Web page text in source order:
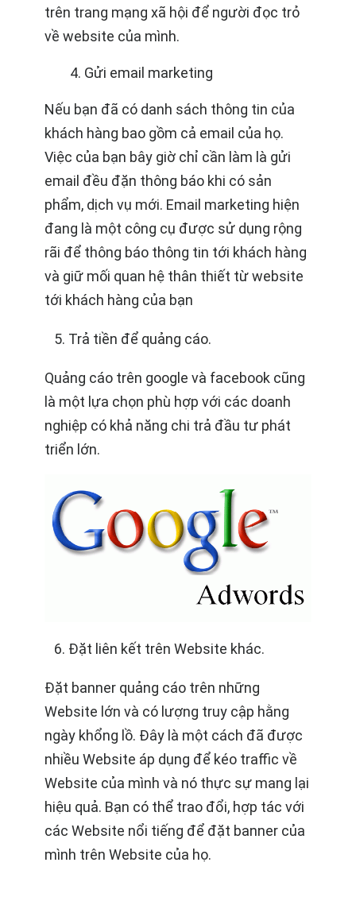
trên trang mạng xã hội để người đọc trỏ
về website của mình.
4. Gửi email marketing
Nếu bạn đã có danh sách thông tin của
khách hàng bao gồm cả email của họ.
Việc của bạn bây giờ chỉ cần làm là gửi
email đều đặn thông báo khi có sản
phẩm, dịch vụ mới. Email marketing hiện
đang là một công cụ được sử dụng rộng
rãi để thông báo thông tin tới khách hàng
và giữ mối quan hệ thân thiết từ website
tới khách hàng của bạn
Trả tiền để quảng cáo.
Quảng cáo trên google và facebook cũng
là một lựa chọn phù hợp với các doanh
nghiệp có khả năng chi trả đầu tư phát
triển lớn.
Đặt liên kết trên Website khác.
Đặt banner quảng cáo trên những
Website lớn và có lượng truy cập hằng
ngày khổng lồ. Đây là một cách đã được
nhiều Website áp dụng để kéo traffic về
Website của mình và nó thực sự mang lại
hiệu quả. Bạn có thể trao đổi, hợp tác với
các Website nổi tiếng để đặt banner của
mình trên Website của họ.